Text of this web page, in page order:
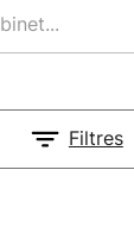
Filtres